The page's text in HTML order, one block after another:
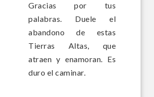
Gracias por tus
palabras. Duele el
abandono de estas
Tierras Altas, que
atraen y enamoran. Es
duro el caminar.